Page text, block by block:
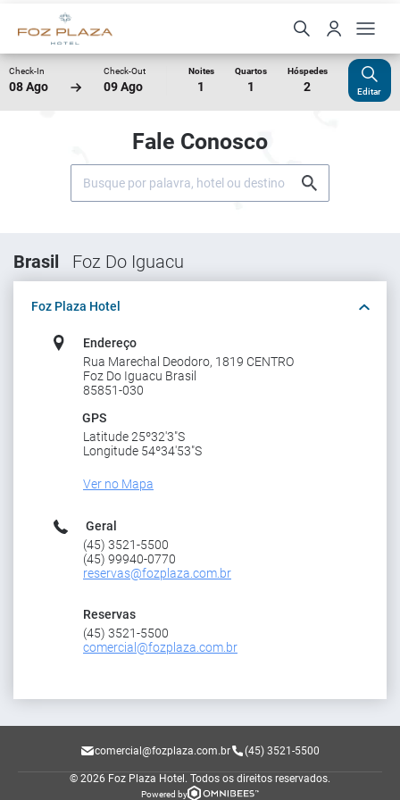
Check-In
08 Ago
Check-Out
09 Ago
Noites
1
Quartos
1
Hóspedes
2 Editar
Fale Conosco
Brasil Foz Do Iguacu
Foz Plaza Hotel
Endereço
Rua Marechal Deodoro, 1819 CENTRO
Foz Do Iguacu Brasil
85851-030
GPS
Latitude 25º32'3"S
Longitude 54º34'53"S
Ver no Mapa
Geral
(45) 3521-5500
(45) 99940-0770
reservas@fozplaza.com.br
Reservas
(45) 3521-5500
comercial@fozplaza.com.br
comercial@fozplaza.com.br (45) 3521-5500
© 2026 Foz Plaza Hotel. Todos os direitos reservados.
Powered by